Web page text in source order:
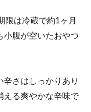
限は冷蔵で約1ヶ月
小腹が空いたおやつ
さはしっかりあり
える爽やかな辛味で